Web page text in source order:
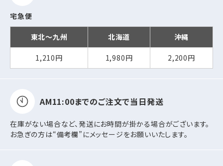
宅急便
東北～九州 北海道 沖縄
1,210円 1,980円 2,200円
AM11:00までのご注文で当日発送
在庫がない場合など、発送にお時間が掛かる場合がございます。
お急ぎの方は“備考欄”にメッセージをお願いいたします。